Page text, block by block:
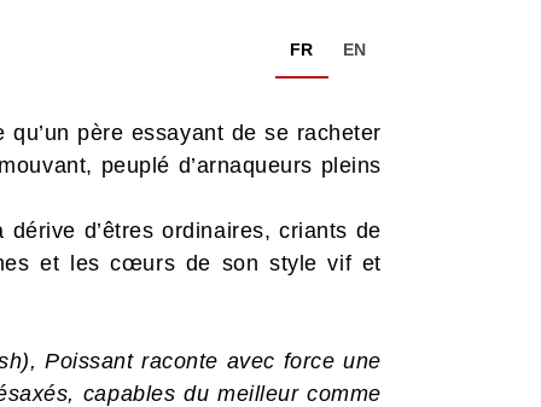
FR EN
père essayant de se racheter
peuplé d’arnaqueurs pleins
d’êtres ordinaires, criants de
et les cœurs de son style vif et
Poissant raconte avec force une
capables du meilleur comme